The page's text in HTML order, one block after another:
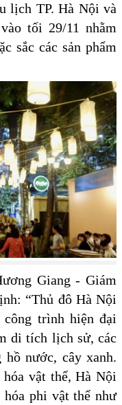
lịch TP. Hà Nội và
tối 29/11 nhằm
sắc các sản phẩm
Giang - Giám
“Thủ đô Hà Nội
trình hiện đại
di tích lịch sử, các
hồ nước, cây xanh.
vật thể, Hà Nội
phi vật thể như